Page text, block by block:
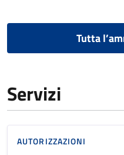
Tutta
Servizi
AUTORIZZAZIONI